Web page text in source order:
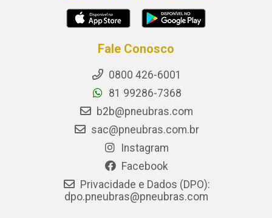
Fale Conosco
0800 426-6001
81 99286-7368
b2b@pneubras.com
sac@pneubras.com.br
Instagram
Facebook
Privacidade e Dados (DPO):
dpo.pneubras@pneubras.com